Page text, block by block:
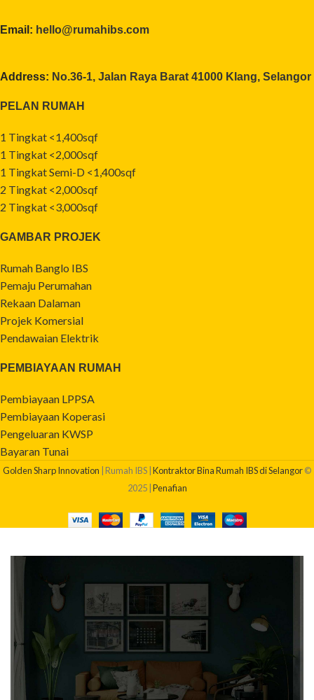
Email: hello@rumahibs.com
Address: No.36-1, Jalan Raya Barat 41000 Klang, Selangor
PELAN RUMAH
1 Tingkat <1,400sqf
1 Tingkat <2,000sqf
1 Tingkat Semi-D <1,400sqf
2 Tingkat <2,000sqf
2 Tingkat <3,000sqf
GAMBAR PROJEK
Rumah Banglo IBS
Pemaju Perumahan
Rekaan Dalaman
Projek Komersial
Pendawaian Elektrik
PEMBIAYAAN RUMAH
Pembiayaan LPPSA
Pembiayaan Koperasi
Pengeluaran KWSP
Bayaran Tunai
Golden Sharp Innovation | Rumah IBS | Kontraktor Bina Rumah IBS di Selangor©
2025 | Penafian
BERAPAKAH KOS BINA RUMAH SAYA?
Dapatkan quotation pembinaan rumah anda sekarang!
Klik Di Sini